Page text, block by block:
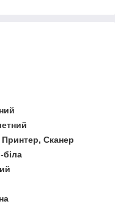
Принтер, Сканер